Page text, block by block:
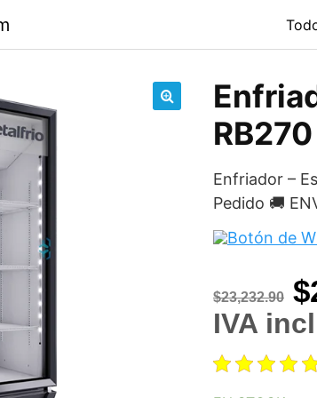
RB270
Enfriador –
Pedido 🚚
$23,232.90 $
IVA